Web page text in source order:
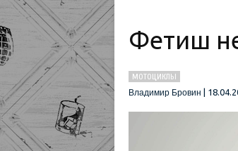
Фетиш
МОТОЦИКЛЫ
Владимир Бровин